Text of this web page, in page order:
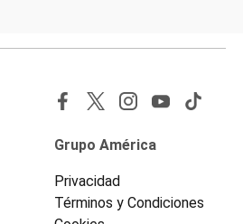
Grupo América
Privacidad
Términos y Condiciones